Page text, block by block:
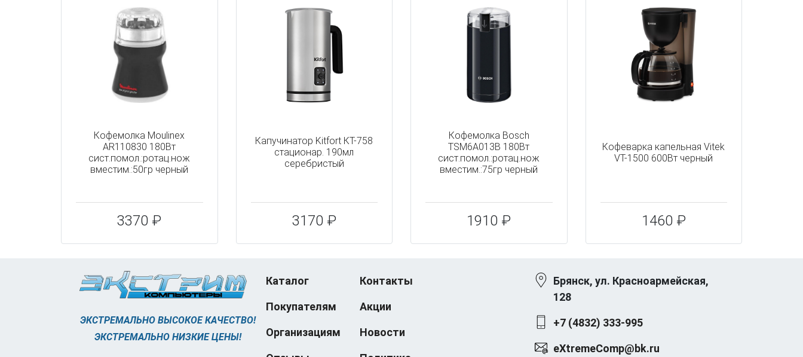
Кофемолка Moulinex
AR110830 180Вт
сист.помол.:ротац.нож
вместим.:50гр черный
3370 ₽
Капучинатор Kitfort КТ-758
стационар. 190мл
серебристый
3170 ₽
Кофемолка Bosch
TSM6A013B 180Вт
сист.помол.:ротац.нож
вместим.:75гр черный
1910 ₽
Кофеварка капельная Vitek
VT-1500 600Вт черный
1460 ₽
ЭКСТРЕМАЛЬНО ВЫСОКОЕ КАЧЕСТВО!
ЭКСТРЕМАЛЬНО НИЗКИЕ ЦЕНЫ!
Каталог
Покупателям
Организациям
Контакты
Акции
Новости
Брянск, ул. Красноармейская,
128
+7 (4832) 333-995
eXtremeComp@bk.ru